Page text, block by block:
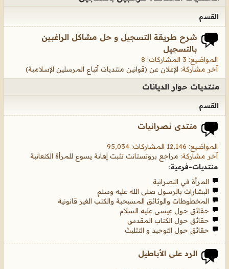
القسم
شرح طريقة التسجيل و حل مشاكل الراغبين
بالتسجيل
المواضيع: 3 المشاركات: 8
آخر مشاركة: الإعلان عن (قوانين منتديات أتباع المرسلين الإسلامية)
منتديات حوار الديانات
القسم
منتدى نصرانيات
المواضيع: 12,146 المشاركات: 95,034
آخر مشاركة: مراجع بروتستانت تثبت إهانة يسوع للمرأة الكنعانية
منتديات-فرعية:
المرأة في النصرانية
البشارات بالرسول صلى الله عليه وسلم
المخطوطات والوثائق المسيحية والكتب الغير قانونية
حقائق حول عيسى عليه السلام
حقائق حول الكتاب المقدس
حقائق حول التوحيد و التثليث
الرد على الأباطيل